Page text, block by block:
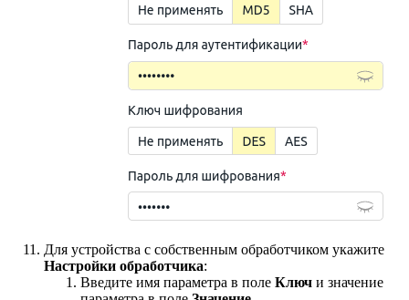
Для устройства с собственным обработчиком укажите
Настройки обработчика:
Введите имя параметра в поле Ключ и значение